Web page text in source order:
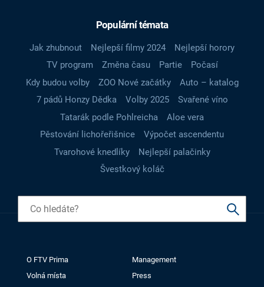
Populární témata
Jak zhubnout Nejlepší filmy 2024
Nejlepší horory
TV program
Změna času Partie
Počasí
Kdy budou volby
ZOO Nové začátky
Auto – katalog
7 pádů Honzy Dědka
Volby 2025
Svařené víno
Tatarák podle Pohlreicha
Aloe vera
Pěstování lichořeřišnice
Výpočet ascendentu
Tvarohové knedlíky
Nejlepší palačinky
Švestkový koláč
O FTV Prima
Management
Volná místa
Press